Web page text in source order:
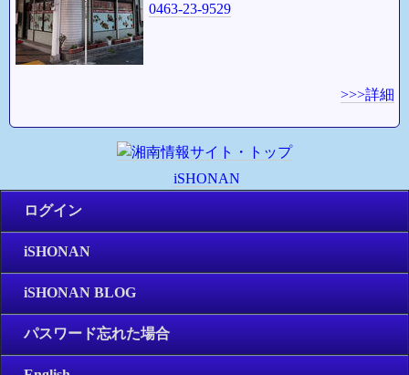
0463-23-9529
>>>詳細
iSHONAN
ログイン
iSHONAN
iSHONAN BLOG
パスワード忘れた場合